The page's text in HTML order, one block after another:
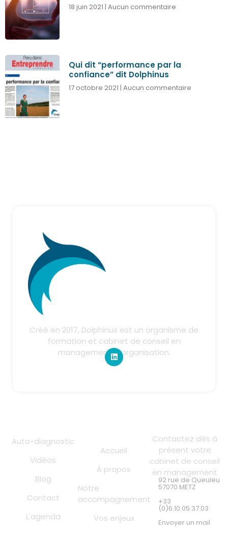
18 juin 2021 Aucun commentaire
Qui dit “performance par la
confiance” dit Dolphinus
17 octobre 2021 Aucun commentaire
Créé en 2017, Dolphinus est un organisme de
formation et cabinet de conseil en
management & organisation.
Auto-diagnostic
Vidéos
Blog
Contact
L'agenda
Accueil
À propos
Notre
accompagnement
Vos enjeux
Contactez dès à
présent votre
cabinet de conseil
en management
92 rue de Queuleu
57070 METZ
+33
(0)6.10.05.37.03
Envoyer un mail